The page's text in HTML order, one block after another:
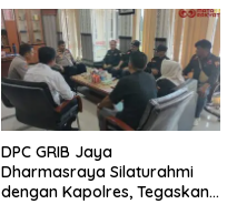
DPC GRIB Jaya
Dharmasraya Silaturahmi
dengan Kapolres, Tegaskan